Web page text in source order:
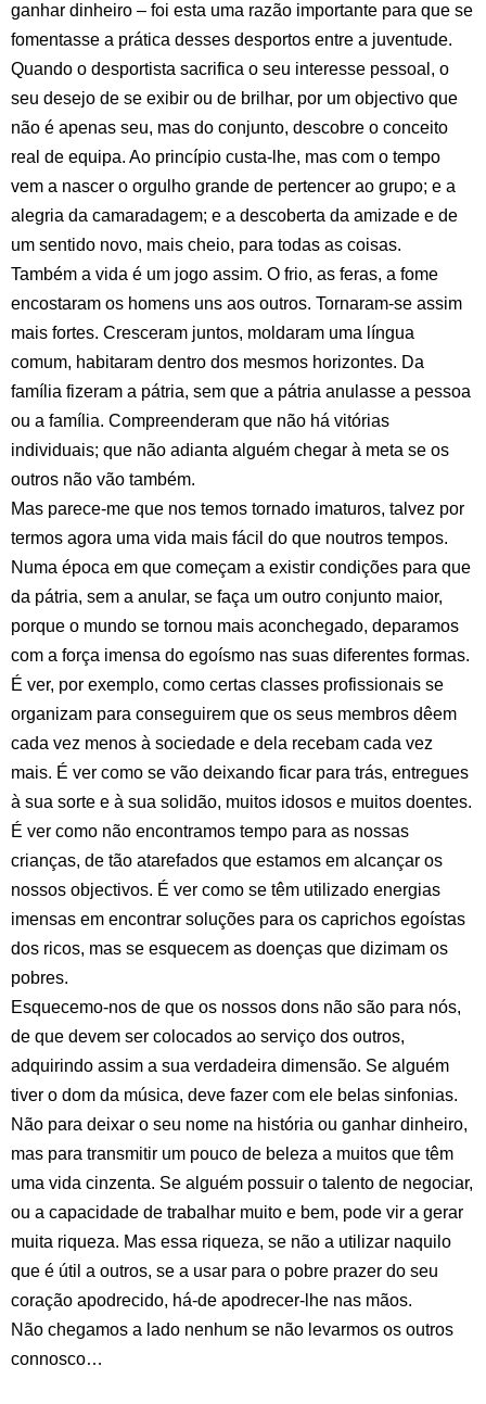
ganhar dinheiro – foi esta uma razão importante para que se
fomentasse a prática desses desportos entre a juventude.
Quando o desportista sacrifica o seu interesse pessoal, o
seu desejo de se exibir ou de brilhar, por um objectivo que
não é apenas seu, mas do conjunto, descobre o conceito
real de equipa. Ao princípio custa-lhe, mas com o tempo
vem a nascer o orgulho grande de pertencer ao grupo; e a
alegria da camaradagem; e a descoberta da amizade e de
um sentido novo, mais cheio, para todas as coisas.
Também a vida é um jogo assim. O frio, as feras, a fome
encostaram os homens uns aos outros. Tornaram-se assim
mais fortes. Cresceram juntos, moldaram uma língua
comum, habitaram dentro dos mesmos horizontes. Da
família fizeram a pátria, sem que a pátria anulasse a pessoa
ou a família. Compreenderam que não há vitórias
individuais; que não adianta alguém chegar à meta se os
outros não vão também.
Mas parece-me que nos temos tornado imaturos, talvez por
termos agora uma vida mais fácil do que noutros tempos.
Numa época em que começam a existir condições para que
da pátria, sem a anular, se faça um outro conjunto maior,
porque o mundo se tornou mais aconchegado, deparamos
com a força imensa do egoísmo nas suas diferentes formas.
É ver, por exemplo, como certas classes profissionais se
organizam para conseguirem que os seus membros dêem
cada vez menos à sociedade e dela recebam cada vez
mais. É ver como se vão deixando ficar para trás, entregues
à sua sorte e à sua solidão, muitos idosos e muitos doentes.
É ver como não encontramos tempo para as nossas
crianças, de tão atarefados que estamos em alcançar os
nossos objectivos. É ver como se têm utilizado energias
imensas em encontrar soluções para os caprichos egoístas
dos ricos, mas se esquecem as doenças que dizimam os
pobres.
Esquecemo-nos de que os nossos dons não são para nós,
de que devem ser colocados ao serviço dos outros,
adquirindo assim a sua verdadeira dimensão. Se alguém
tiver o dom da música, deve fazer com ele belas sinfonias.
Não para deixar o seu nome na história ou ganhar dinheiro,
mas para transmitir um pouco de beleza a muitos que têm
uma vida cinzenta. Se alguém possuir o talento de negociar,
ou a capacidade de trabalhar muito e bem, pode vir a gerar
muita riqueza. Mas essa riqueza, se não a utilizar naquilo
que é útil a outros, se a usar para o pobre prazer do seu
coração apodrecido, há-de apodrecer-lhe nas mãos.
Não chegamos a lado nenhum se não levarmos os outros
connosco…